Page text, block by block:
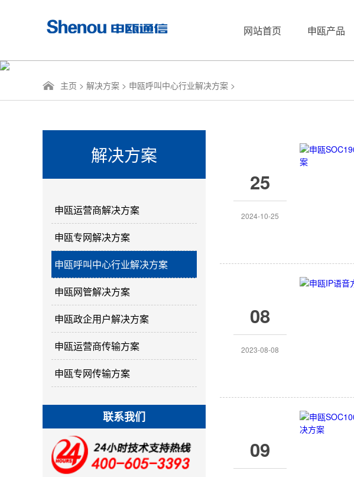
网站首页 申瓯产品
主页 > 解决方案 > 申瓯呼叫中心行业解决方案 >
解决方案
申瓯运营商解决方案
申瓯专网解决方案
申瓯呼叫中心行业解决方案
申瓯网管解决方案
申瓯政企用户解决方案
申瓯运营商传输方案
申瓯专网传输方案
联系我们
25
2024-10-25
08
2023-08-08
09